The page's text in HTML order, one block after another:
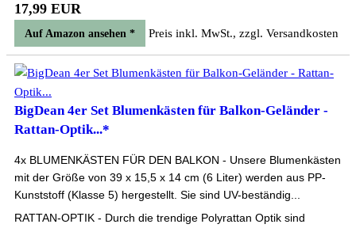
17,99 EUR
Auf Amazon ansehen * Preis inkl. MwSt., zzgl. Versandkosten
BigDean 4er Set Blumenkästen für Balkon-Geländer -
Rattan-Optik...*
4x BLUMENKÄSTEN FÜR DEN BALKON - Unsere Blumenkästen
mit der Größe von 39 x 15,5 x 14 cm (6 Liter) werden aus PP-
Kunststoff (Klasse 5) hergestellt. Sie sind UV-beständig...
RATTAN-OPTIK - Durch die trendige Polyrattan Optik sind